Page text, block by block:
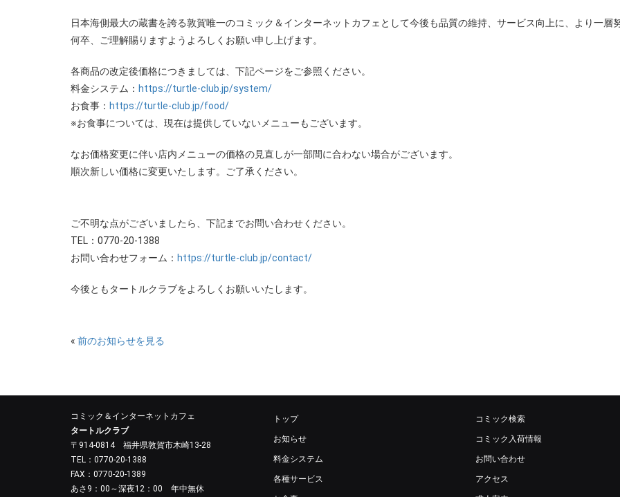
日本海側最大の蔵書を誇る敦賀唯一のコミック＆インターネットカフェとして今後も品質の維持、サービス向上に、より一層
何卒、ご理解賜りますようよろしくお願い申し上げます。
各商品の改定後価格につきましては、下記ページをご参照ください。
料金システム： https://turtle-club.jp/system/
お食事： https://turtle-club.jp/food/
※お食事については、現在は提供していないメニューもございます。
なお価格変更に伴い店内メニューの価格の見直しが一部間に合わない場合がございます。
順次新しい価格に変更いたします。ご了承ください。
ご不明な点がございましたら、下記までお問い合わせください。
TEL：0770-20-1388
お問い合わせフォーム： https://turtle-club.jp/contact/
今後ともタートルクラブをよろしくお願いいたします。
« 前のお知らせを見る
コミック＆インターネットカフェ
タートルクラブ
〒914-0814 福井県敦賀市木崎13-28
TEL：0770-20-1388
FAX：0770-20-1389
あさ9：00～深夜12：00 年中無休
トップ
お知らせ
料金システム
各種サービス
コミック検索
コミック入荷情報
お問い合わせ
アクセス